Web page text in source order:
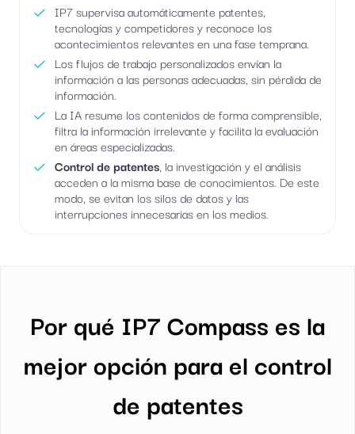
IP7 supervisa automáticamente patentes,
tecnologías y competidores y reconoce los
acontecimientos relevantes en una fase temprana.
Los flujos de trabajo personalizados envían la
información a las personas adecuadas, sin pérdida de
información.
La IA resume los contenidos de forma comprensible,
filtra la información irrelevante y facilita la evaluación
en áreas especializadas.
Control de patentes, la investigación y el análisis
acceden a la misma base de conocimientos. De este
modo, se evitan los silos de datos y las
interrupciones innecesarias en los medios.
Por qué IP7 Compass es la
mejor opción para el control
de patentes